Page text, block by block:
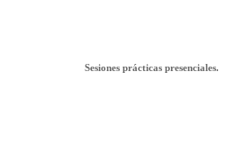
Sesiones prácticas presenciales.